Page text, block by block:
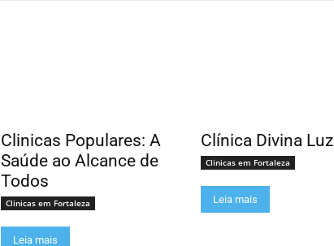
Clinicas Populares: A
Saúde ao Alcance de
Todos
Clinicas em Fortaleza
Leia mais
Clínica Divina Luz
Clinicas em Fortaleza
Leia mais